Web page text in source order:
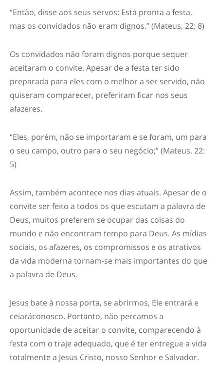
“Então, disse aos seus servos: Está pronta a festa,
mas os convidados não eram dignos.” (Mateus, 22: 8)
Os convidados não foram dignos porque sequer
aceitaram o convite. Apesar de a festa ter sido
preparada para eles com o melhor a ser servido, não
quiseram comparecer, preferiram ficar nos seus
afazeres.
“Eles, porém, não se importaram e se foram, um para
o seu campo, outro para o seu negócio;” (Mateus, 22:
5)
Assim, também acontece nos dias atuais. Apesar de o
convite ser feito a todos os que escutam a palavra de
Deus, muitos preferem se ocupar das coisas do
mundo e não encontram tempo para Deus. As mídias
sociais, os afazeres, os compromissos e os atrativos
da vida moderna tornam-se mais importantes do que
a palavra de Deus.
Jesus bate à nossa porta, se abrirmos, Ele entrará e
ceiaráconosco. Portanto, não percamos a
oportunidade de aceitar o convite, comparecendo à
festa com o traje adequado, que é ter entregue a vida
totalmente a Jesus Cristo, nosso Senhor e Salvador.